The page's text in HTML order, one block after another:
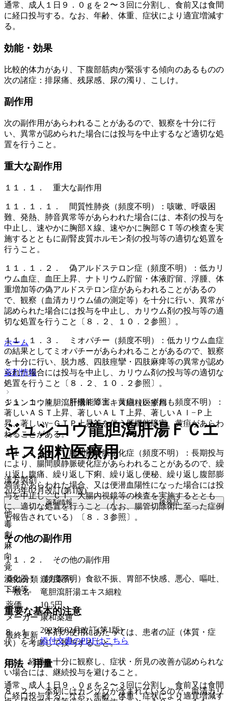
通常、成人１日９．０ｇを２〜３回に分割し、食前又は食間
に経口投与する。なお、年齢、体重、症状により適宜増減す
る。
効能・効果
比較的体力があり、下腹部筋肉が緊張する傾向のあるものの
次の諸症：排尿痛、残尿感、尿の濁り、こしけ。
副作用
次の副作用があらわれることがあるので、観察を十分に行
い、異常が認められた場合には投与を中止するなど適切な処
置を行うこと。
重大な副作用
１１．１． 重大な副作用
１１．１．１． 間質性肺炎（頻度不明）：咳嗽、呼吸困
難、発熱、肺音異常等があらわれた場合には、本剤の投与を
中止し、速やかに胸部Ｘ線、速やかに胸部ＣＴ等の検査を実
施するとともに副腎皮質ホルモン剤の投与等の適切な処置を
行うこと。
１１．１．２． 偽アルドステロン症（頻度不明）：低カリ
ウム血症、血圧上昇、ナトリウム貯留・体液貯留、浮腫、体
重増加等の偽アルドステロン症があらわれることがあるの
で、観察（血清カリウム値の測定等）を十分に行い、異常が
認められた場合には投与を中止し、カリウム剤の投与等の適
切な処置を行うこと〔８．２、１０．２参照〕。
１１．１．３． ミオパチー（頻度不明）：低カリウム血症
の結果としてミオパチーがあらわれることがあるので、観察
を十分に行い、脱力感、四肢痙攣・四肢麻痺等の異常が認め
られた場合には投与を中止し、カリウム剤の投与等の適切な
処置を行うこと〔８．２、１０．２参照〕。
１１．１．４． 肝機能障害、黄疸（いずれも頻度不明）：
著しいＡＳＴ上昇、著しいＡＬＴ上昇、著しいＡｌ−Ｐ上
昇、著しいγ−ＧＴＰ上昇等を伴う肝機能障害、黄疸があらわ
れることがある。
１１．１．５． 腸間膜静脈硬化症（頻度不明）：長期投与
により、腸間膜静脈硬化症があらわれることがあるので、繰
り返し腹痛、繰り返し下痢、繰り返し便秘、繰り返し腹部膨
満等があらわれた場合、又は便潜血陽性になった場合には投
与を中止し、ＣＴ、大腸内視鏡等の検査を実施するととも
に、適切な処置を行うこと（なお、腸管切除術に至った症例
も報告されている）〔８．３参照〕。
その他の副作用
１１．２． その他の副作用
消化器：（頻度不明）食欲不振、胃部不快感、悪心、嘔吐、
下痢等。
重要な基本的注意
８．１． 本剤の使用にあたっては、患者の証（体質・症
状）を考慮して投与すること。
なお、経過を十分に観察し、症状・所見の改善が認められな
い場合には、継続投与を避けること。
８．２． 本剤にはカンゾウが含まれているので、血清カリ
ホーム
薬剤情報
ジュンコウ龍胆瀉肝湯ＦＣエキス細粒医療用
ジュンコウ龍胆瀉肝湯ＦＣエ
キス細粒医療用
漢方製剤
2023年02月改訂(第1版)
薬剤情報 後発品
他
毒
劇
麻
向
覚
薬効分類 漢方製剤
一般名
竜胆瀉肝湯エキス細粒
薬価
10.5円
メーカー 康和薬通
最終更新
2023年02月改訂(第1版)
添付文書のPDFはこちら
用法・用量
通常、成人１日９．０ｇを２〜３回に分割し、食前又は食間
に経口投与する。なお、年齢、体重、症状により適宜増減す